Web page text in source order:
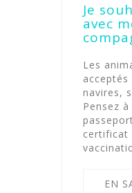
Je
avec
Les
navires,
Pensez
certificat
EN